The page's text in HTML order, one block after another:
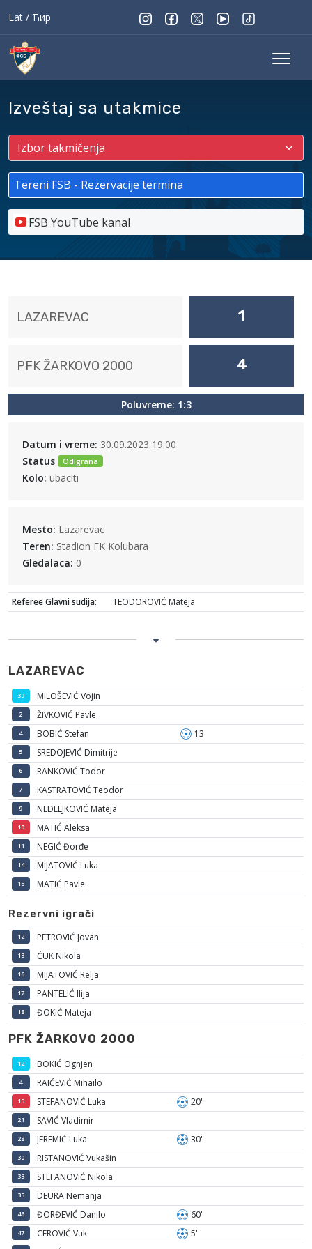
Lat / Ћир
Izveštaj sa utakmice
Tereni FSB - Rezervacije termina
FSB YouTube kanal
LAZAREVAC 1
PFK ŽARKOVO 2000 4
Poluvreme: 1:3
Datum i vreme: 30.09.2023 19:00
Status
Odigrana
Kolo: ubaciti
Mesto: Lazarevac
Teren: Stadion FK Kolubara
Gledalaca: 0
Referee Glavni sudija: TEODOROVIĆ Mateja
LAZAREVAC
39 MILOŠEVIĆ Vojin
2 ŽIVKOVIĆ Pavle
4 BOBIĆ Stefan 13'
5 SREDOJEVIĆ Dimitrije
6 RANKOVIĆ Todor
7 KASTRATOVIĆ Teodor
9 NEDELJKOVIĆ Mateja
10 MATIĆ Aleksa
11 NEGIĆ Đorđe
14 MIJATOVIĆ Luka
15 MATIĆ Pavle
Rezervni igrači
12 PETROVIĆ Jovan
13 ĆUK Nikola
16 MIJATOVIĆ Relja
17 PANTELIĆ Ilija
18 ĐOKIĆ Mateja
PFK ŽARKOVO 2000
12 BOKIĆ Ognjen
4 RAIČEVIĆ Mihailo
15 STEFANOVIĆ Luka 20'
21 SAVIĆ Vladimir
28 JEREMIĆ Luka 30'
30 RISTANOVIĆ Vukašin
33 STEFANOVIĆ Nikola
35 DEURA Nemanja
46 ĐORĐEVIĆ Danilo 60'
47 CEROVIĆ Vuk 5'